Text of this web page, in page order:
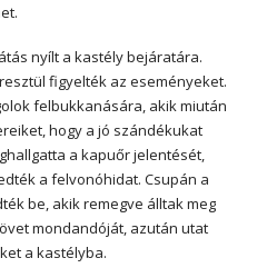
nyílt a kastély bejáratára.
figyelték az eseményeket.
felbukkanására, akik miután
hogy a jó szándékukat
a kapuőr jelentését,
a felvonóhidat. Csupán a
be, akik remegve álltak meg
mondandóját, azután utat
a kastélyba.